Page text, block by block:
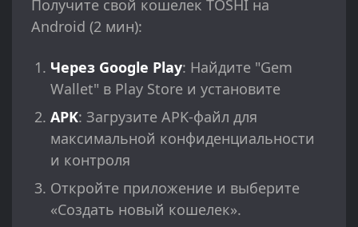
Получите свой кошелек TOSHI на
Android (2 мин):
Через Google Play: Найдите "Gem
Wallet" в Play Store и установите
APK: Загрузите APK-файл для
максимальной конфиденциальности
и контроля
Откройте приложение и выберите
«Создать новый кошелек».